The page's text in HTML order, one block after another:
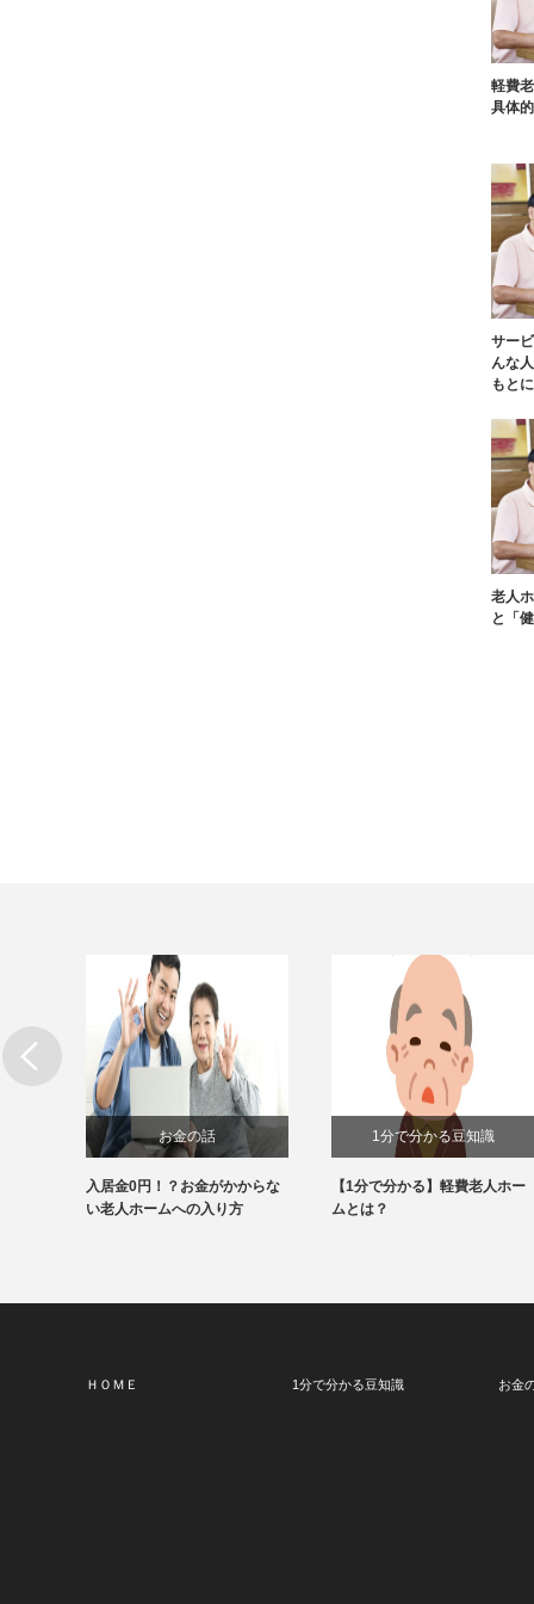
軽費
具体
サー
んな
もと
老人
と「
お金の話
入居金0円！？お金がかからな
い老人ホームへの入り方
1分で分かる豆知識
【1分で分かる】軽費老人ホー
ムとは？
ＨＯＭＥ 1分で分かる豆知識 お金